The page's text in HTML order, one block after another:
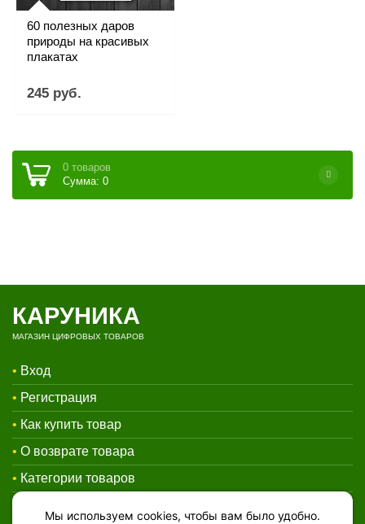
60 полезных даров
природы на красивых
плакатах
245 руб.
0 товаров
Сумма: 0
КАРУНИКА
МАГАЗИН ЦИФРОВЫХ ТОВАРОВ
• Вход
• Регистрация
• Как купить товар
• О возврате товара
• Категории товаров
Мы используем cookies, чтобы вам было удобно.